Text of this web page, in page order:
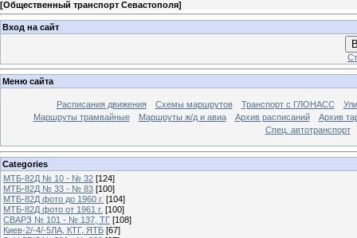
[Общественный транспорт Севастополя]
Вход на сайт
Меню сайта
Расписания движения Схемы маршрутов Транспорт с ГЛОНАСС
Маршруты трамвайные
Маршруты ж/д и авиа Архив расписаний
Архив
Спец. автотранспорт
Categories
МТБ-82Д № 10 - № 32 [124]
МТБ-82Д № 33 - № 83 [100]
МТБ-82Д фото до 1960 г. [104]
МТБ-82Д фото от 1961 г. [100]
СВАРЗ № 101 - № 137, ТГ [108]
Киев-2/-4/-5ЛА, КТГ, ЯТБ [67]